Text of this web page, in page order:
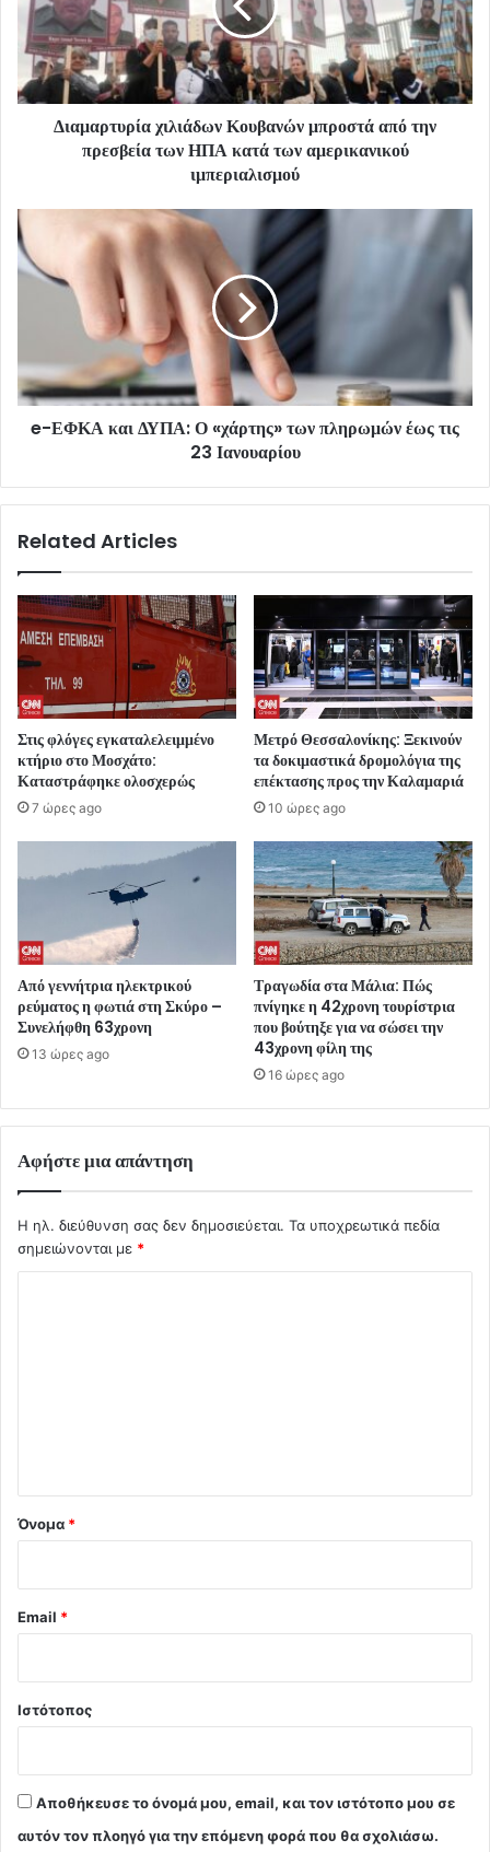
Διαμαρτυρία χιλιάδων Κουβανών μπροστά από την
πρεσβεία των ΗΠΑ κατά των αμερικανικού
ιμπεριαλισμού
e-ΕΦΚΑ και ΔΥΠΑ: Ο «χάρτης» των πληρωμών έως τις
23 Ιανουαρίου
Related Articles
Στις φλόγες εγκαταλελειμμένο
κτήριο στο Μοσχάτο:
Καταστράφηκε ολοσχερώς
7 ώρες ago
Μετρό Θεσσαλονίκης: Ξεκινούν
τα δοκιμαστικά δρομολόγια της
επέκτασης προς την Καλαμαριά
10 ώρες ago
Από γεννήτρια ηλεκτρικού
ρεύματος η φωτιά στη Σκύρο –
Συνελήφθη 63χρονη
13 ώρες ago
Τραγωδία στα Μάλια: Πώς
πνίγηκε η 42χρονη τουρίστρια
που βούτηξε για να σώσει την
43χρονη φίλη της
16 ώρες ago
Αφήστε μια απάντηση
Η ηλ. διεύθυνση σας δεν δημοσιεύεται. Τα υποχρεωτικά πεδία
σημειώνονται με *
Όνομα *
Email *
Ιστότοπος
Αποθήκευσε το όνομά μου, email, και τον ιστότοπο μου σε
αυτόν τον πλοηγό για την επόμενη φορά που θα σχολιάσω.